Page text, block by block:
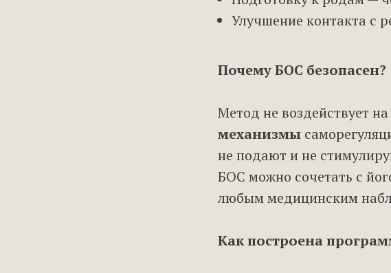
Улучшение контакта с
Почему БОС безопасен?
Метод не воздействует
механизмы
не подают и не
БОС можно сочетать с
любым медицинским
Как построена